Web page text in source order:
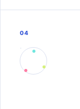
04